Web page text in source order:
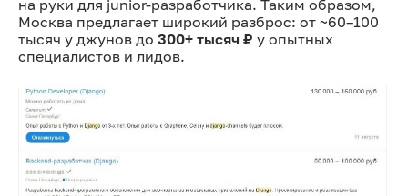
на руки для junior-разработчика. Таким образом,
Москва предлагает широкий разброс: от ~60–100
тысяч у джунов до 300+ тысяч ₽ у опытных
специалистов и лидов.